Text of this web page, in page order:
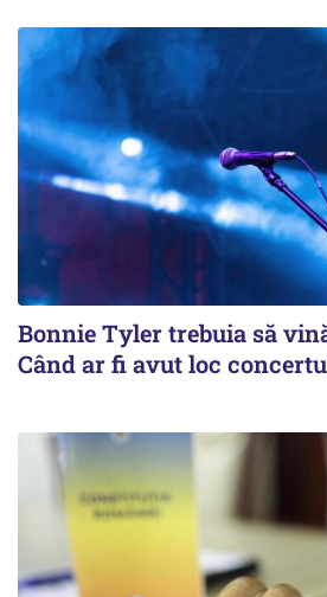
Bonnie Tyler trebuia să
Când ar fi avut loc